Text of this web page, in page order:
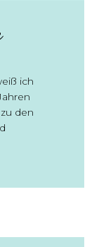
ich
den